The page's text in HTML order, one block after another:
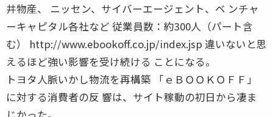
井物産、 ニッセン、サイバーエージェント、ベ ンチャ
ーキャピタル各社など 従業員数：約300人（パート含
む） http://www.ebookoff.co.jp/index.jsp 違いないと思
えるほど強い影響を受け続ける ことになる。
トヨタ人脈いかし物流を再構築 「ｅＢＯＯＫＯＦＦ」
に対する消費者の反 響は、サイト稼動の初日から凄ま